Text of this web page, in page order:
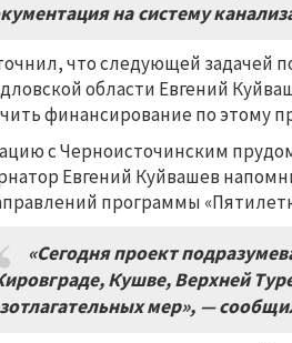
на систему
что следующей задачей
области Евгений
финансирование по этому
с Черноисточинским
Евгений Куйвашев
программы
«Сегодня проект
, Кушве,Верхней
мер», —